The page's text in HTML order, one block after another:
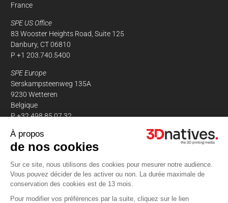
À propos
de nos cookies
Sur ce site, nous utilisons des cookies pour mesurer notre audience.
Vous pouvez décider de les activer ou non. La durée maximale de
conservation des cookies est de 13 mois.
Pour modifier vos préférences par la suite, cliquez sur le lien
France
SPE US Office
83 Wooster Heights Road, Suite 125
Danbury, CT 06810
P +1 203.740.5400
SPE Europe
Serskampsteenweg 135A
9230 Wetteren
Belgique
P +32 498 85 07 32
SPE Middle East
Office N. ESO:14, Desk 34
Dubai World Trade Center
P.O. Box 9204
Dubai, UAE